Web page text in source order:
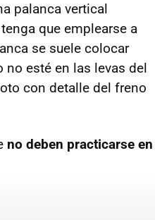
palanca vertical
que emplearse a
se suele colocar
no esté en las levas del
con detalle del freno
no deben practicarse en